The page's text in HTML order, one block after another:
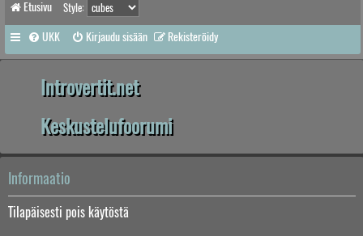
Etusivu Style:
UKK Kirjaudu sisään Rekisteröidy
Introvertit.net
Keskustelufoorumi
Informaatio
Tilapäisesti pois käytöstä